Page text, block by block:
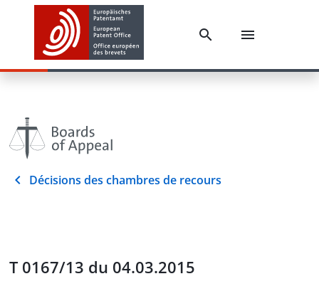
Décisions des chambres de recours
T 0167/13 du 04.03.2015